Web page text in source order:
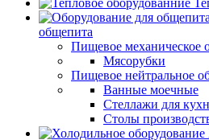
общепита
Пищевое механическое
Мясорубки
Пищевое нейтральное
Ванные моечные
Стеллажи для
Столы